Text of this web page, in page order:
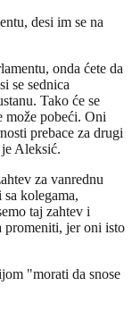
desi im se na
onda ćete da
se sednica
Tako će se
može pobeći. Oni
prebace za drugi
Aleksić.
za vanrednu
kolegama,
taj zahtev i
promeniti, jer oni isto
"morati da snose